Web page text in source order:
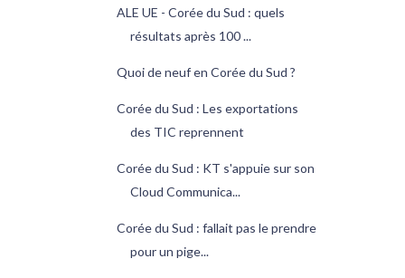
ALE UE - Corée du Sud : quels
résultats après 100 ...
Quoi de neuf en Corée du Sud ?
Corée du Sud : Les exportations
des TIC reprennent
Corée du Sud : KT s'appuie sur son
Cloud Communica...
Corée du Sud : fallait pas le prendre
pour un pige...